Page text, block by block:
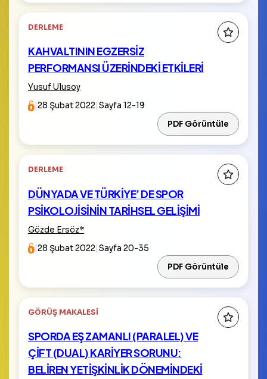
DERLEME
KAHVALTININ EGZERSİZ
PERFORMANSI ÜZERİNDEKİ ETKİLERİ
Yusuf Ulusoy
|28 Şubat 2022 Sayfa 12-19
PDF Görüntüle
DERLEME
DÜNYADA VE TÜRKİYE’ DE SPOR
PSİKOLOJİSİNİN TARİHSEL GELİŞİMİ
Gözde Ersöz*
|28 Şubat 2022 Sayfa 20-35
PDF Görüntüle
GÖRÜŞ MAKALESI
SPORDA EŞ ZAMANLI (PARALEL) VE
ÇİFT (DUAL) KARİYER SORUNU:
BELİREN YETİŞKİNLİK DÖNEMİNDEKİ